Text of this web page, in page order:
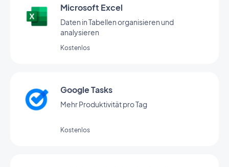
Microsoft Excel
Daten in Tabellen organisieren und
analysieren
Kostenlos
Google Tasks
Mehr Produktivität pro Tag
Kostenlos